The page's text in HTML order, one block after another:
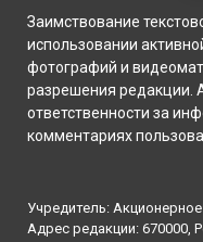
Заимствование
использовании
фотографий и
разрешения редакции.
ответственности за
комментариях
Учредитель:
Адрес редакции: 670000,